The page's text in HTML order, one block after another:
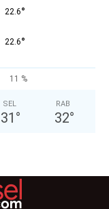
22.6°
22.6°
11 %
SEL
31 °
RAB
32°